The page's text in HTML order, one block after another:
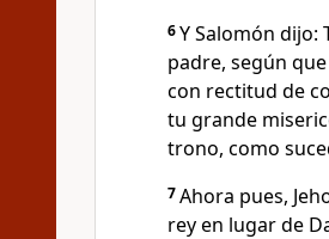
6Y Salomón dijo:
padre, según
con rectitud de
tu grande
trono, como
7Ahora pues,
rey en lugar de